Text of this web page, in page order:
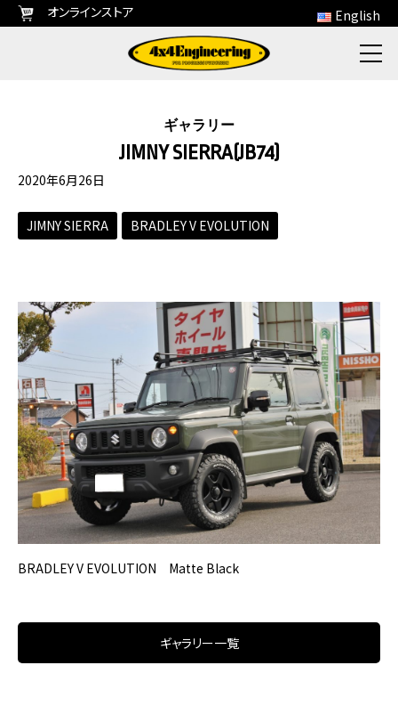
オンラインストア English
ギャラリー
JIMNY SIERRA(JB74)
2020年6月26日
JIMNY SIERRA BRADLEY V EVOLUTION
BRADLEY V EVOLUTION Matte Black
ギャラリー一覧